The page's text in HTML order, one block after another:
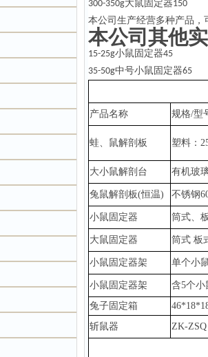
300-350g大鼠固定器150
本公司生产经营多种产品，
本公司其他
15-25g小鼠固定器45
35-50g中号小鼠固定器65
产品名称 规格/型
蛙、鼠解剖板 塑料：
大小鼠解剖台 有机玻
兔鼠解剖板(恒温) 不锈钢
小鼠固定器 筒式、
大鼠固定器 筒式 板
小鼠固定器架 单个小
小鼠固定器架 含5个小
兔子固定箱
斩鼠器
ZK-ZSQ